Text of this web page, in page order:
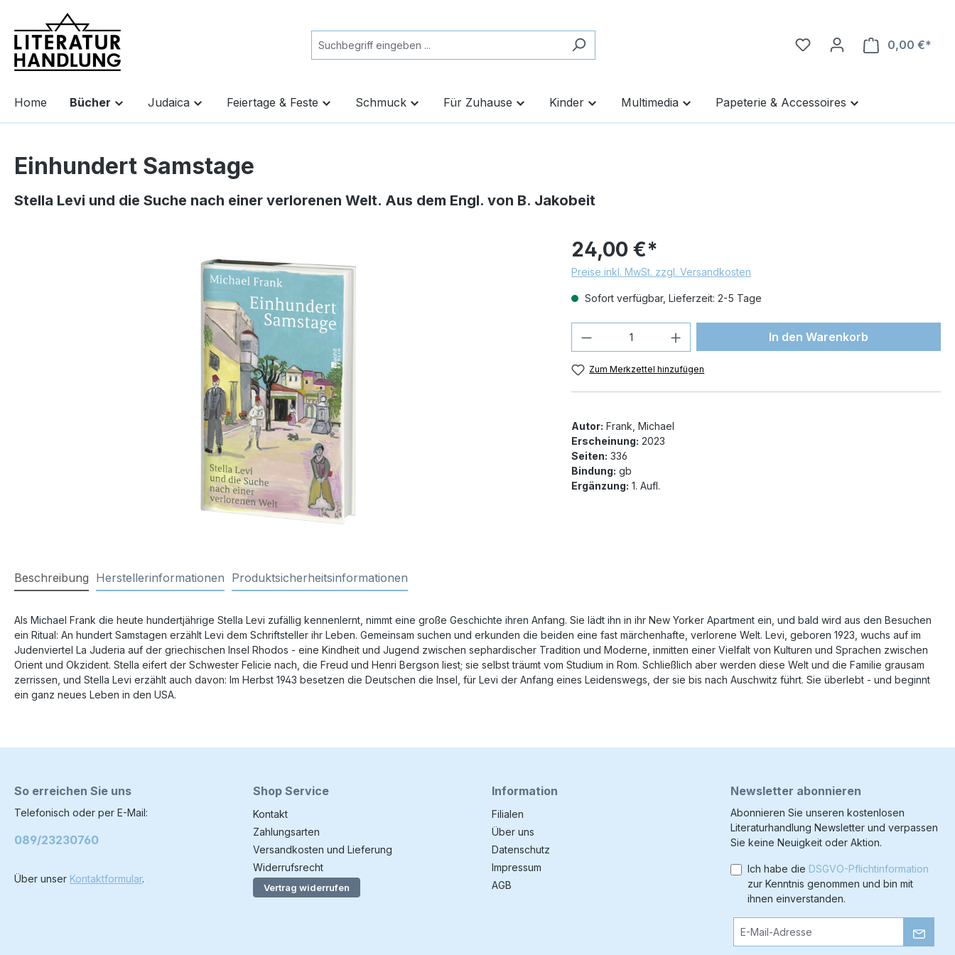
Zur Hauptnavigation springen
0,00 €*
Home Bücher Judaica Feiertage & Feste Schmuck Für Zuhause Kinder Multimedia Papeterie & Accessoires
Einhundert Samstage
Stella Levi und die Suche nach einer verlorenen Welt. Aus dem Engl. von B. Jakobeit
24,00 €*
Preise inkl. MwSt. zzgl. Versandkosten
Sofort verfügbar, Lieferzeit: 2-5 Tage
Produkt Anzahl: Gib den gewünschten Wert
In den Warenkorb
Zum Merkzettel hinzufügen
Autor: Frank, Michael
Erscheinung: 2023
Seiten: 336
Bindung: gb
Ergänzung: 1. Aufl.
Beschreibung Herstellerinformationen Produktsicherheitsinformationen
Als Michael Frank die heute hundertjährige Stella Levi zufällig kennenlernt, nimmt eine große Geschichte ihren Anfang. Sie lädt ihn in ihr New Yorker Apartment ein, und bald wird aus den Besuchen
ein Ritual: An hundert Samstagen erzählt Levi dem Schriftsteller ihr Leben. Gemeinsam suchen und erkunden die beiden eine fast märchenhafte, verlorene Welt. Levi, geboren 1923, wuchs auf im
Judenviertel La Juderia auf der griechischen Insel Rhodos - eine Kindheit und Jugend zwischen sephardischer Tradition und Moderne, inmitten einer Vielfalt von Kulturen und Sprachen zwischen
Orient und Okzident. Stella eifert der Schwester Felicie nach, die Freud und Henri Bergson liest; sie selbst träumt vom Studium in Rom. Schließlich aber werden diese Welt und die Familie grausam
zerrissen, und Stella Levi erzählt auch davon: Im Herbst 1943 besetzen die Deutschen die Insel, für Levi der Anfang eines Leidenswegs, der sie bis nach Auschwitz führt. Sie überlebt - und beginnt
ein ganz neues Leben in den USA.
So erreichen Sie uns
Telefonisch oder per E-Mail:
089/23230760
Über unser Kontaktformular.
Shop Service
Kontakt
Zahlungsarten
Versandkosten und Lieferung
Widerrufsrecht
Vertrag widerrufen
Information
Filialen
Über uns
Datenschutz
Impressum
AGB
Newsletter abonnieren
Abonnieren Sie unseren kostenlosen
Literaturhandlung Newsletter und verpassen
Sie keine Neuigkeit oder Aktion.
Ich habe die DSGVO-Pflichtinformation
zur Kenntnis genommen und bin mit
ihnen einverstanden.